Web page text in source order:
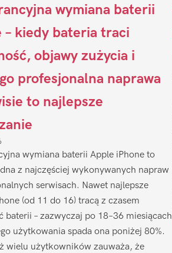
wymiana baterii
– kiedy bateria traci
objawy zużycia i
profesjonalna naprawa
to najlepsze
wymiana baterii Apple iPhone to
z najczęściej wykonywanych napraw
serwisach. Nawet najlepsze
(od 11 do 16) tracą z czasem
baterii – zazwyczaj po 18–36 miesiącach
użytkowania spada ona poniżej 80%.
wielu użytkowników zauważa, że